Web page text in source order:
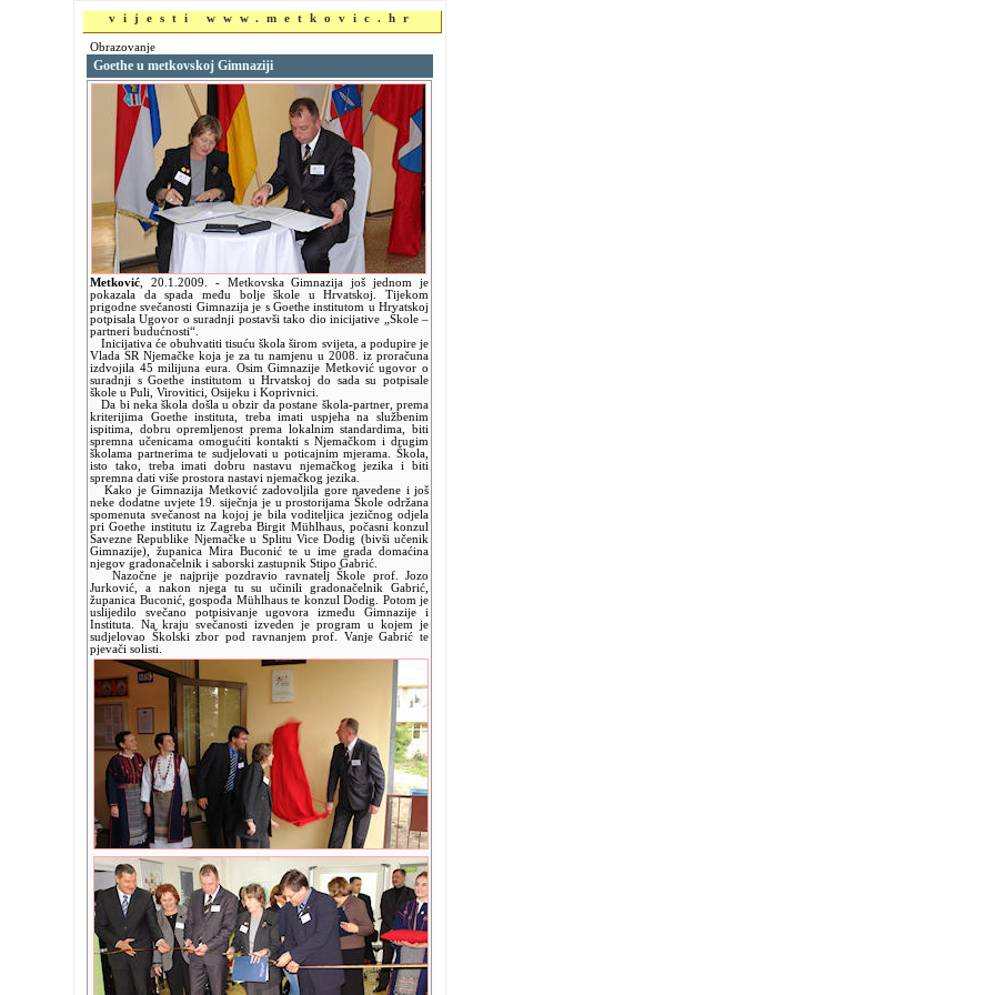
vijesti www.metkovic.hr
Obrazovanje
Goethe u metkovskoj Gimnaziji
Metković 20.1.2009. - Metkovska Gimnazija još jednom je
pokazala da spada među bolje škole u Hrvatskoj. Tijekom
prigodne svečanosti Gimnazija je s Goethe institutom u Hrvatskoj
potpisala Ugovor o suradnji postavši tako dio inicijative „Škole –
partneri budućnosti“.
Inicijativa će obuhvatiti tisuću škola širom svijeta, a podupire je
Vlada SR Njemačke koja je za tu namjenu u 2008. iz proračuna
izdvojila 45 milijuna eura. Osim Gimnazije Metković ugovor o
suradnji s Goethe institutom u Hrvatskoj do sada su potpisale
škole u Puli, Virovitici, Osijeku i Koprivnici.
Da bi neka škola došla u obzir da postane škola-partner, prema
kriterijima Goethe instituta, treba imati uspjeha na službenim
ispitima, dobru opremljenost prema lokalnim standardima, biti
spremna učenicama omogućiti kontakti s Njemačkom i drugim
školama partnerima te sudjelovati u poticajnim mjerama. Škola,
isto tako, treba imati dobru nastavu njemačkog jezika i biti
spremna dati više prostora nastavi njemačkog jezika.
Kako je Gimnazija Metković zadovoljila gore navedene i još
neke dodatne uvjete 19. siječnja je u prostorijama Škole održana
spomenuta svečanost na kojoj je bila voditeljica jezičnog odjela
pri Goethe institutu iz Zagreba Birgit Mühlhaus, počasni konzul
Savezne Republike Njemačke u Splitu Vice Dodig (bivši učenik
Gimnazije), županica Mira Buconić te u ime grada domaćina
njegov gradonačelnik i saborski zastupnik Stipo Gabrić.
Nazočne je najprije pozdravio ravnatelj Škole prof. Jozo
Jurković, a nakon njega tu su učinili gradonačelnik Gabrić,
županica Buconić, gospođa Mühlhaus te konzul Dodig. Potom je
uslijedilo svečano potpisivanje ugovora između Gimnazije i
Instituta. Na kraju svečanosti izveden je program u kojem je
sudjelovao Školski zbor pod ravnanjem prof. Vanje Gabrić te
pjevači solisti.